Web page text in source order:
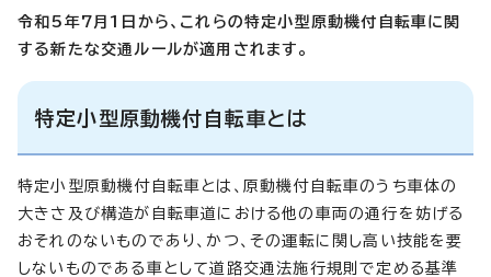
令和5年7月1日から、これらの特定小型原動機付自転車に関
する新たな交通ルールが適用されます。
特定小型原動機付自転車とは
特定小型原動機付自転車とは、原動機付自転車のうち車体の
大きさ及び構造が自転車道における他の車両の通行を妨げる
おそれのないものであり、かつ、その運転に関し高い技能を要
しないものである車として道路交通法施行規則で定める基準